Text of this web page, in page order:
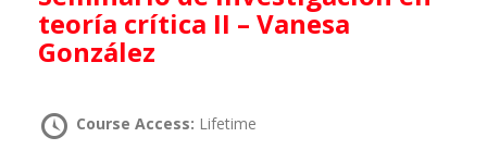
teoría crítica II – Vanesa
González
Course Access: Lifetime